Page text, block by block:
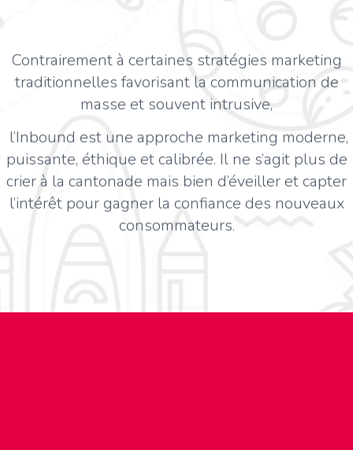
Contrairement à certaines stratégies marketing
traditionnelles favorisant la communication de
masse et souvent intrusive,
l’Inbound est une approche marketing moderne,
puissante, éthique et calibrée. Il ne s’agit plus de
crier à la cantonade mais bien d’éveiller et capter
l’intérêt pour gagner la confiance des nouveaux
consommateurs.